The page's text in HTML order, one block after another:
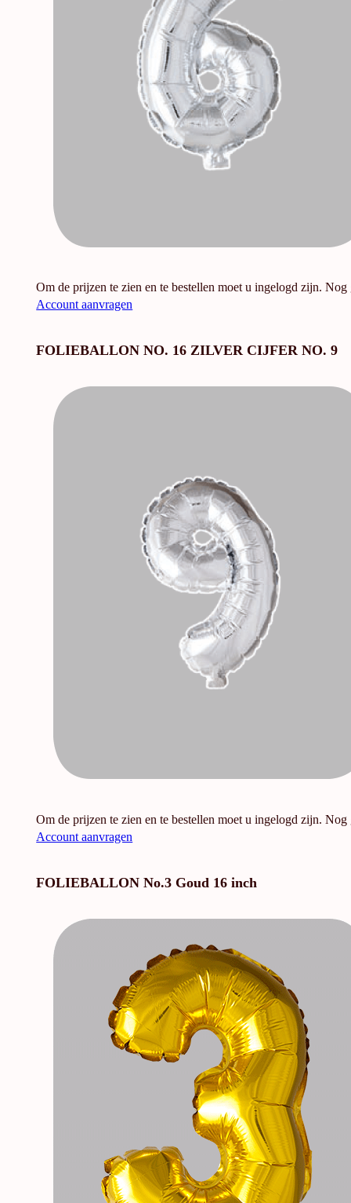
Om de prijzen te zien en te bestellen moet u ingelogd zijn. Nog
Account aanvragen
FOLIEBALLON NO. 16 ZILVER CIJFER NO. 9
Om de prijzen te zien en te bestellen moet u ingelogd zijn. Nog
Account aanvragen
FOLIEBALLON No.3 Goud 16 inch